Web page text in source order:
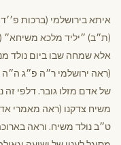
איתא בירושלמי (ברכות
(ת״ב) ״יליד מלכא משיחא״
אלא שמחה שבו ביום נולד
(ראה ירושלמי ר״ה פ״ג
של אדם מזלו גובר. דלפי
משיח צדקנו (ראה מאמרי
ט״ב נולד משיח. וראה